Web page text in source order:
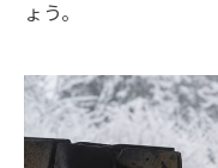
ょう。